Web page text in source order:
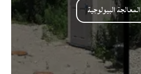
المعالجة البيولوجية